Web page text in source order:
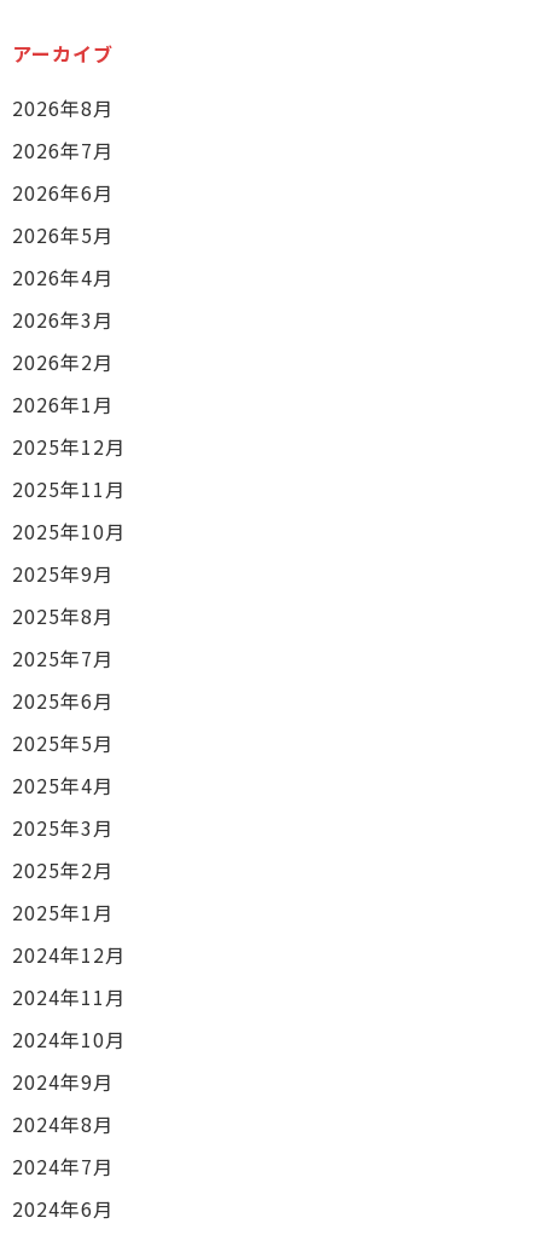
アーカイブ
2026年8月
2026年7月
2026年6月
2026年5月
2026年4月
2026年3月
2026年2月
2026年1月
2025年12月
2025年11月
2025年10月
2025年9月
2025年8月
2025年7月
2025年6月
2025年5月
2025年4月
2025年3月
2025年2月
2025年1月
2024年12月
2024年11月
2024年10月
2024年9月
2024年8月
2024年7月
2024年6月